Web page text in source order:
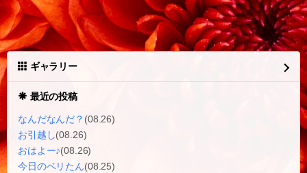
ギャラリー
最近の投稿
なんだなんだ？ (08.26)
お引越し(08.26)
おはよー♪(08.26)
今日のベリたん(08.25)